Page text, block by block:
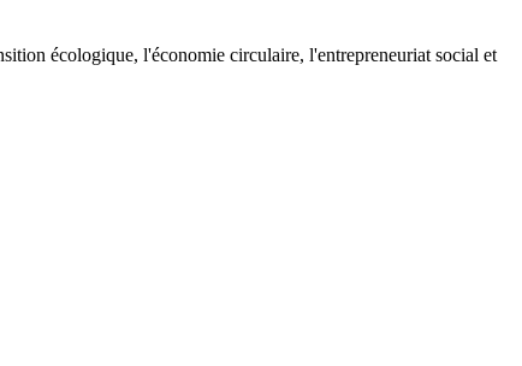
écologique, l'économie circulaire, l'entrepreneuriat social et